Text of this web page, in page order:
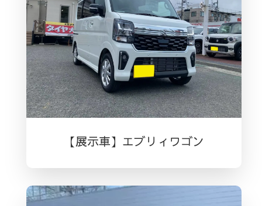
【展示車】エブリィワゴン